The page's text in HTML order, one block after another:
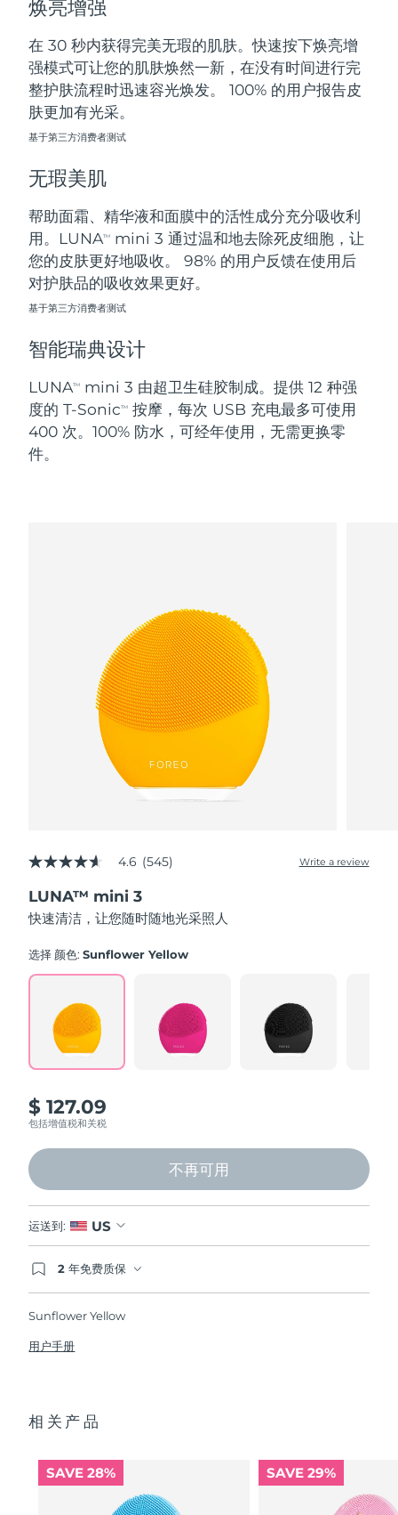
焕亮增强
在 30 秒内获得完美无瑕的肌肤。快速按下焕亮增
强模式可让您的肌肤焕然一新，在没有时间进行完
整护肤流程时迅速容光焕发。 100% 的用户报告皮
肤更加有光采。
基于第三方消费者测试
无瑕美肌
帮助面霜、精华液和面膜中的活性成分充分吸收利
用。LUNATM
mini 3 通过温和地去除死皮细胞，让
您的皮肤更好地吸收。 98% 的用户反馈在使用后
对护肤品的吸收效果更好。
基于第三方消费者测试
智能瑞典设计
LUNATM
mini 3 由超卫生硅胶制成。提供 12 种强
度的 T-SonicTM
按摩，每次 USB 充电最多可使用
400 次。100% 防水，可经年使用，无需更换零
件。
4.6
of
5
stars,
rating
Read
Reviews.
Same
page
4.6 (545) Write a review
LUNA™ mini 3
快速清洁，让您随时随地光采照人
选择 颜色:Sunflower Yellow
$ 127.09
包括增值税和关税
不再可用
运送到: US
2 年免费质保
Sunflower Yellow
用户手册
相关产品
SAVE 28% SAVE 29%
斯洛伐克
斯洛文尼亚 预计送达日期 08/08/2026
南非 预计送达日期 16/08/2026
韩国
西班牙
瑞典 预计送达日期08/08/2026
瑞士 预计送达日期 08/08/2026
台湾
泰国
土耳其 预计送达日期09/08/2026
阿拉伯联合酋长国 预计送达日期09/08/2026